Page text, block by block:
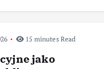
15 minutes Read
jako